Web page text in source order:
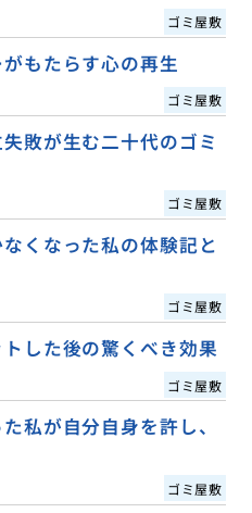
ゴミ屋敷
もたらす心の再生
ゴミ屋敷
敗が生む二十代のゴミ
ゴミ屋敷
くなった私の体験記と
ゴミ屋敷
した後の驚くべき効果
ゴミ屋敷
私が自分自身を許し、
ゴミ屋敷